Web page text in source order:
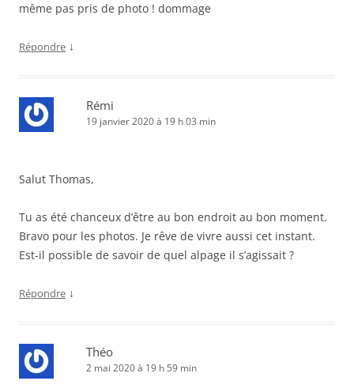
même pas pris de photo ! dommage
Répondre ↓
Rémi
19 janvier 2020 à 19 h 03 min
Salut Thomas,
Tu as été chanceux d’être au bon endroit au bon moment.
Bravo pour les photos. Je rêve de vivre aussi cet instant.
Est-il possible de savoir de quel alpage il s’agissait ?
Répondre ↓
Théo
2 mai 2020 à 19 h 59 min